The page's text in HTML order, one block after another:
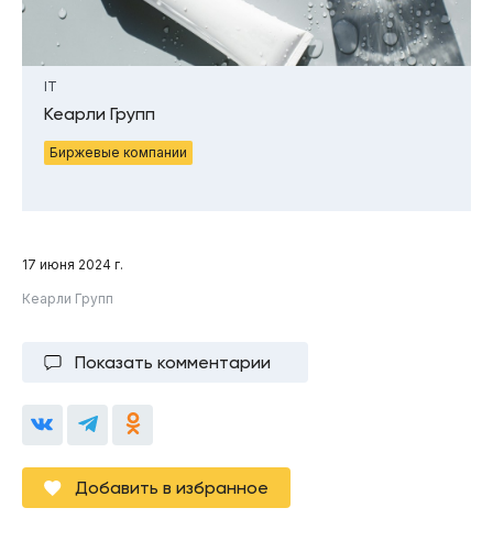
IT
Кеарли Групп
Биржевые компании
17 июня 2024 г.
Кеарли Групп
Показать комментарии
Добавить в избранное